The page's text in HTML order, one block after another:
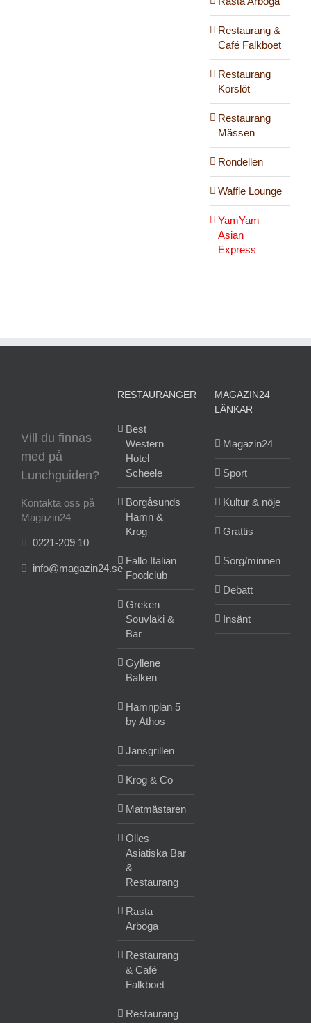
Restaurang &
Café Falkboet
Restaurang
Korslöt
Restaurang
Mässen
Rondellen
Waffle Lounge
YamYam
Asian
Express
Vill du finnas
med på
Lunchguiden?
Kontakta oss på
Magazin24
0221-209 10
info@magazin24.se
RESTAURANGER
Best
Western
Hotel
Scheele
Borgåsunds
Hamn &
Krog
Fallo Italian
Foodclub
Greken
Souvlaki &
Bar
Gyllene
Balken
Hamnplan 5
by Athos
Jansgrillen
Krog & Co
Matmästaren
Olles
Asiatiska Bar
&
Restaurang
Rasta
Arboga
Restaurang
& Café
Falkboet
Restaurang
MAGAZIN24
LÄNKAR
Magazin24
Sport
Kultur & nöje
Grattis
Sorg/minnen
Debatt
Insänt